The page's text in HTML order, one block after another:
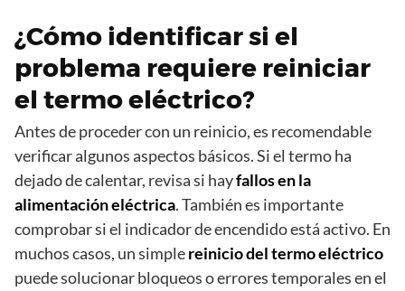
¿Cómo identificar si el
problema requiere reiniciar
el termo eléctrico?
Antes de proceder con un reinicio, es recomendable
verificar algunos aspectos básicos. Si el termo ha
dejado de calentar, revisa si hayfallos en la
alimentación eléctrica. También es importante
comprobar si el indicador de encendido está activo. En
muchos casos, un simplereinicio del termo eléctrico
puede solucionar bloqueos o errores temporales en el